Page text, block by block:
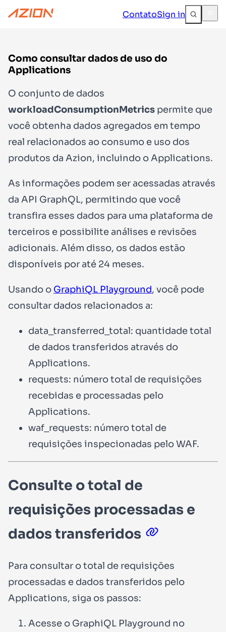
ContatoSign in
Como consultar dados de uso do
Applications
O conjunto de dados
workloadConsumptionMetrics permite que
você obtenha dados agregados em tempo
real relacionados ao consumo e uso dos
produtos da Azion, incluindo o Applications.
As informações podem ser acessadas através
da API GraphQL, permitindo que você
transfira esses dados para uma plataforma de
terceiros e possibilite análises e revisões
adicionais. Além disso, os dados estão
disponíveis por até 24 meses.
Usando o GraphiQL Playground, você pode
consultar dados relacionados a:
data_transferred_total: quantidade total
de dados transferidos através do
Applications.
requests: número total de requisições
recebidas e processadas pelo
Applications.
waf_requests: número total de
requisições inspecionadas pelo WAF.
Consulte o total de
requisições processadas e
dados transferidos
Para consultar o total de requisições
processadas e dados transferidos pelo
Applications, siga os passos:
Acesse o GraphiQL Playground no